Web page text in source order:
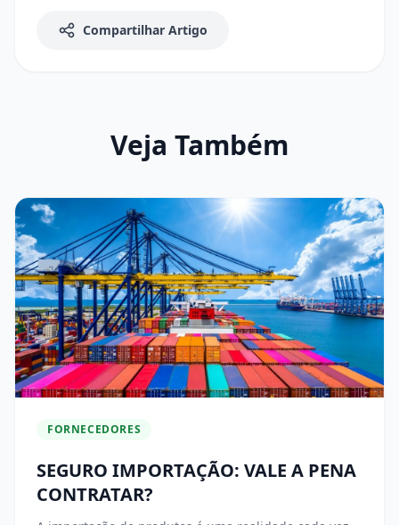
Compartilhar Artigo
Veja Também
FORNECEDORES
SEGURO IMPORTAÇÃO: VALE A PENA
CONTRATAR?